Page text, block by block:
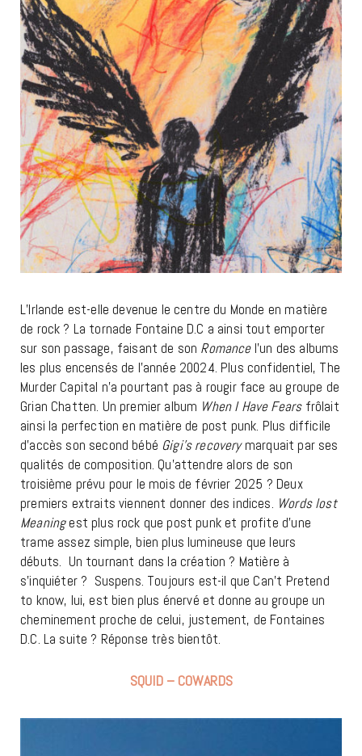
L’Irlande est-elle devenue le centre du Monde en matière
de rock ? La tornade Fontaine D.C a ainsi tout emporter
sur son passage, faisant de son Romancel’un des albums
les plus encensés de l’année 20024. Plus confidentiel, The
Murder Capital n’a pourtant pas à rougir face au groupe de
Grian Chatten. Un premier album When I Have Fearsfrôlait
ainsi la perfection en matière de post punk. Plus difficile
d’accès son second bébé Gigi’s recoverymarquait par ses
qualités de composition. Qu’attendre alors de son
troisième prévu pour le mois de février 2025 ? Deux
premiers extraits viennent donner des indices. Words lost
Meaningest plus rock que post punk et profite d’une
trame assez simple, bien plus lumineuse que leurs
débuts. Un tournant dans la création ? Matière à
s’inquiéter ? Suspens. Toujours est-il que Can’t Pretend
to know, lui, est bien plus énervé et donne au groupe un
cheminement proche de celui, justement, de Fontaines
D.C. La suite ? Réponse très bientôt.
SQUID – COWARDS